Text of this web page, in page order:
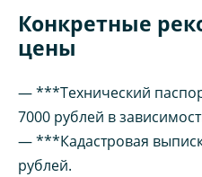
Конкретные
цены
— ***Технический
7000 рублей в
— ***Кадастровая
рублей.